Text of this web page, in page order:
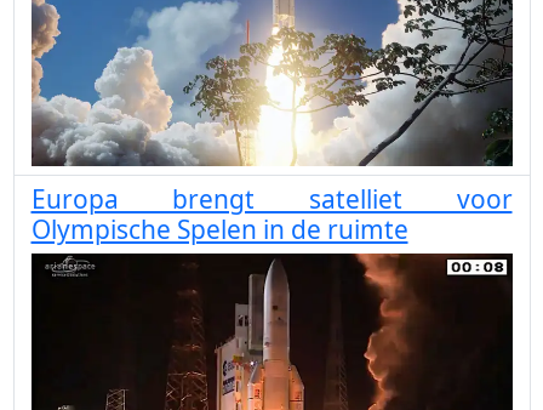
Europa brengt satelliet voor
Olympische Spelen in de ruimte